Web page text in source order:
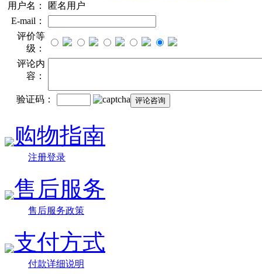
用户名：
匿名用户
E-mail：
评价等
级：
评论内
容：
验证码：
购物指南
注册登录
售后服务
售后服务政策
支付方式
付款详细说明